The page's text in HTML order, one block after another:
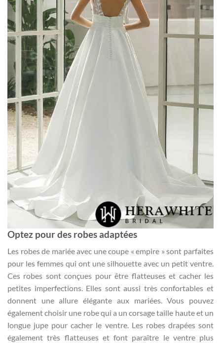
Optez pour des robes adaptées
Les robes de mariée avec une coupe « empire » sont parfaites
pour les femmes qui ont une silhouette avec un petit ventre.
Ces robes sont conçues pour être flatteuses et cacher les
petites imperfections. Elles sont aussi très confortables et
donnent une allure élégante aux mariées. Vous pouvez
également choisir une robe qui a un corsage taille haute et un
longue jupe pour cacher le ventre. Les robes drapées sont
également très flatteuses et font paraître le ventre plus